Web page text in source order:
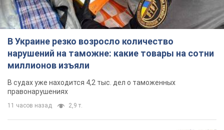
В Украине резко возросло количество
нарушений на таможне: какие товары на сотни
миллионов изъяли
В судах уже находится 4,2 тыс. дел о таможенных
правонарушениях
11 часов назад 2,9 т.